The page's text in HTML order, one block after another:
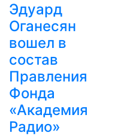
Эдуард
Оганесян
вошел в
состав
Правления
Фонда
«Академия
Радио»